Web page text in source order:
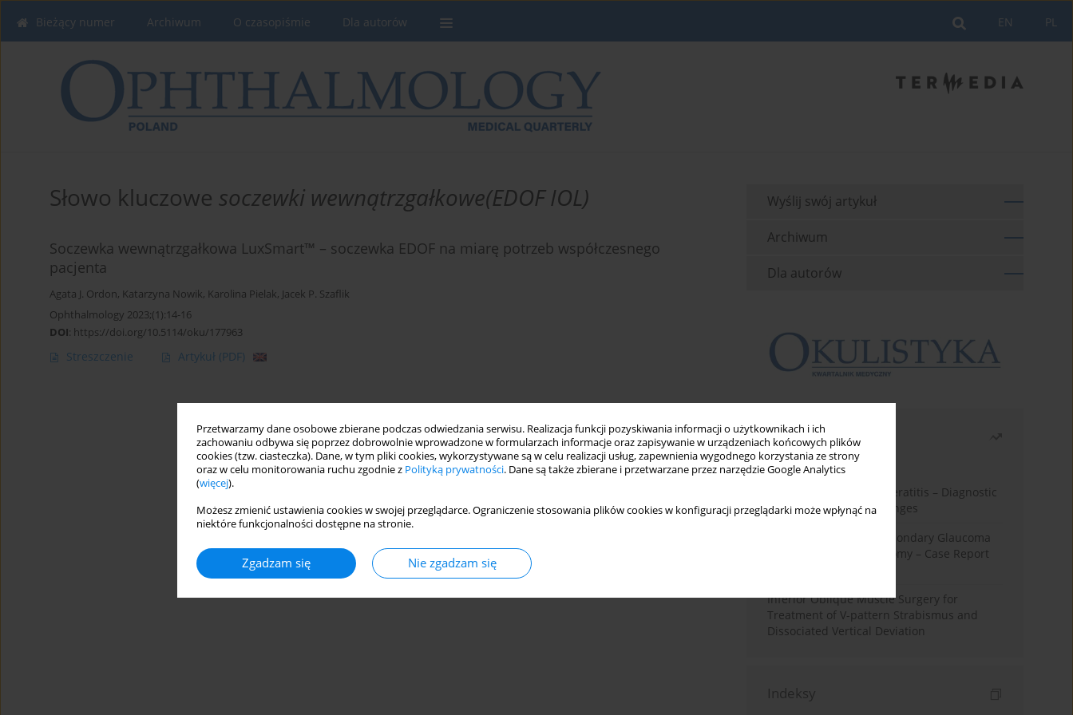
Przetwarzamy dane osobowe zbierane podczas odwiedzania serwisu. Realizacja funkcji pozyskiwania informacji o użytkownikach i ich
zachowaniu odbywa się poprzez dobrowolnie wprowadzone w formularzach informacje oraz zapisywanie w urządzeniach końcowych plików
cookies (tzw. ciasteczka). Dane, w tym pliki cookies, wykorzystywane są w celu realizacji usług, zapewnienia wygodnego korzystania ze strony
oraz w celu monitorowania ruchu zgodnie z Polityką prywatności. Dane są także zbierane i przetwarzane przez narzędzie Google Analytics
(więcej).
Możesz zmienić ustawienia cookies w swojej przeglądarce. Ograniczenie stosowania plików cookies w konfiguracji przeglądarki może wpłynąć na
niektóre funkcjonalności dostępne na stronie.
Zgadzam się Nie zgadzam się
PL
EN
Bieżący numer Archiwum O czasopiśmie Dla autorów
Słowo kluczowe soczewki wewnątrzgałkowe(EDOF IOL)
Soczewka wewnątrzgałkowa LuxSmart™ – soczewka EDOF na miarę potrzeb współczesnego
pacjenta
Agata J. Ordon, Katarzyna Nowik, Karolina Pielak, Jacek P. Szaflik
Ophthalmology 2023;(1):14-16
DOI: https://doi.org/10.5114/oku/177963
Streszczenie Artykuł (PDF)
Wyślij swój artykuł
Archiwum
Dla autorów
Najczęściej czytane
Miesiąc
Rok
Herpes Simplex Virus Keratitis – Diagnostic
and Therapeutic Challenges
Silicone Oil-Induced Secondary Glaucoma
After Pars Plana Vitrectomy – Case Report
Inferior Oblique Muscle Surgery for
Treatment of V-pattern Strabismus and
Dissociated Vertical Deviation
Indeksy